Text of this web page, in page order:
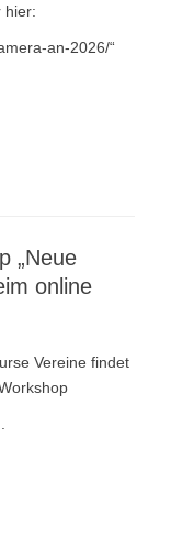
hier:
an-2026/“
„Neue
online
Vereine findet